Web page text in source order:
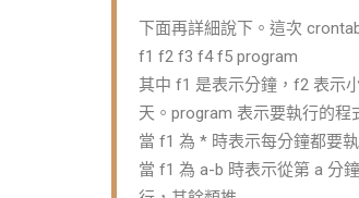
下面再詳細說下。這次
f1 f2 f3 f4 f5 program
其中 f1 是表示分鐘，f2 表示
天。program 表示要執行的程
當 f1 為 * 時表示每分鐘都要
當 f1 為 a-b 時表示從第 a 分